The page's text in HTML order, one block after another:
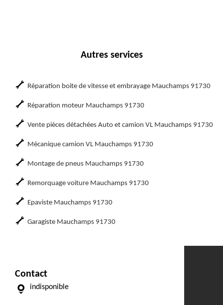
Autres services
Réparation boite de vitesse et embrayage Mauchamps 91730
Réparation moteur Mauchamps 91730
Vente pièces détachées Auto et camion VL Mauchamps 91730
Mécanique camion VL Mauchamps 91730
Montage de pneus Mauchamps 91730
Remorquage voiture Mauchamps 91730
Epaviste Mauchamps 91730
Garagiste Mauchamps 91730
Contact
indisponible